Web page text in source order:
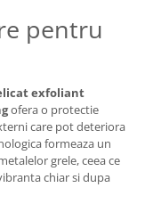
pentru
exfoliant
ofera o protectie
care pot deteriora
formeaza un
grele, ceea ce
chiar si dupa